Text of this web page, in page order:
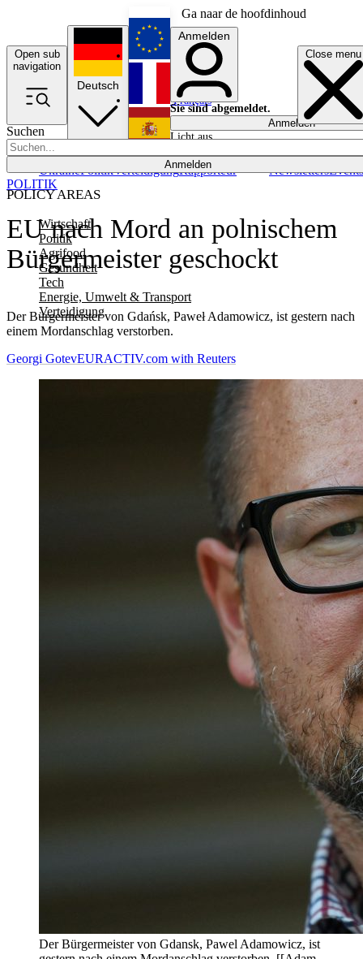
Ga naar de hoofdinhoud
Open sub
navigation
Close menu
Suchen
Anmelden
POLICY AREAS
Wirtschaft
Politik
Agrifood
Gesundheit
Tech
Energie, Umwelt & Transport
Verteidigung
UkrainePolitikVerteidigungRapporteur NewslettersEvents
Deutsch
English
Français
Anmelden
Sie sind abgemeldet.
Anmelden
Licht aus
EU nach Mord an polnischem
Bürgermeister geschockt
Der Bürgermeister von Gdańsk, Paweł Adamowicz, ist gestern nach
einem Mordanschlag verstorben.
POLITIK
Georgi GotevEURACTIV.com with Reuters
Der Bürgermeister von Gdansk, Pawel Adamowicz, ist